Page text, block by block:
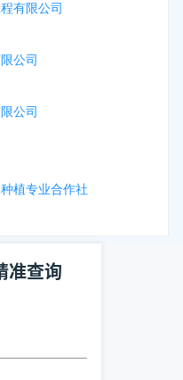
有限公司
公司
公司
植专业合作社
准查询